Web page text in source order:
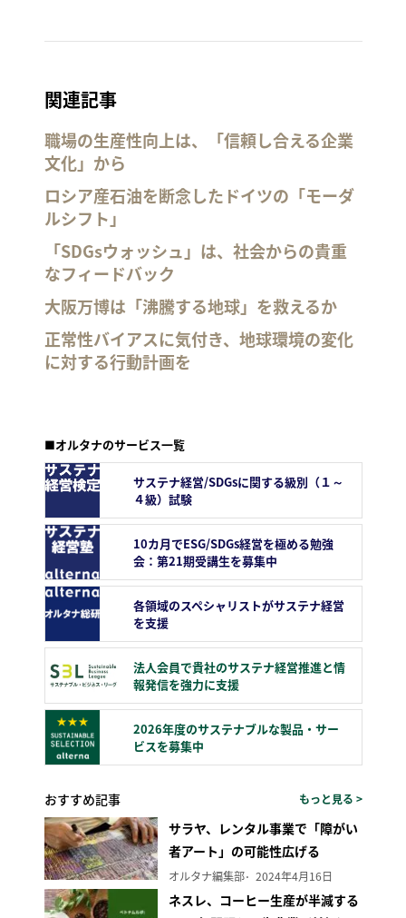
関連記事
職場の生産性向上は、「信頼し合える企業
文化」から
ロシア産石油を断念したドイツの「モーダ
ルシフト」
「SDGsウォッシュ」は、社会からの貴重
なフィードバック
大阪万博は「沸騰する地球」を救えるか
正常性バイアスに気付き、地球環境の変化
に対する行動計画を
■オルタナのサービス一覧
サステナ経営/SDGsに関する級別（１～
４級）試験
10カ月でESG/SDGs経営を極める勉強
会：第21期受講生を募集中
各領域のスペシャリストがサステナ経営
を支援
法人会員で貴社のサステナ経営推進と情
報発信を強力に支援
2026年度のサステナブルな製品・サー
ビスを募集中
おすすめ記事 もっと見る >
サラヤ、レンタル事業で「障がい
者アート」の可能性広げる
オルタナ編集部 2024年4月16日
ネスレ、コーヒー生産が半減する